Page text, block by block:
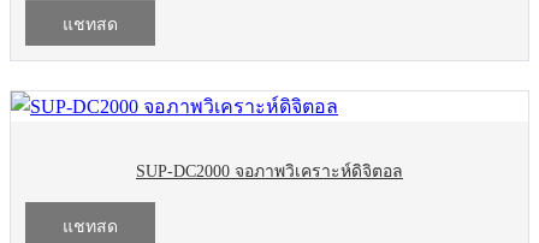
แชทสด
SUP-DC2000 จอภาพวิเคราะห์ดิจิตอล
แชทสด